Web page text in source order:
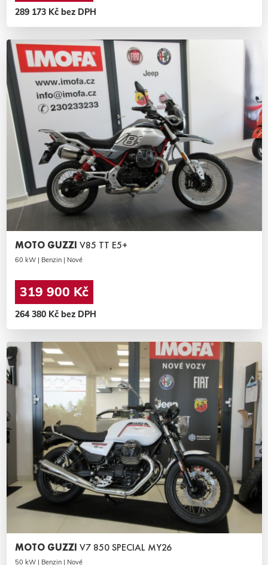
289 173 Kč bez DPH
MOTO GUZZI V85 TT E5+
60 kW | Benzin | Nové
319 900 Kč
264 380 Kč bez DPH
MOTO GUZZI V7 850 SPECIAL MY26
50 kW | Benzin | Nové